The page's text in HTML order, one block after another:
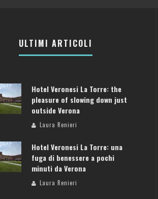
ULTIMI ARTICOLI
Hotel Veronesi La Torre: the
pleasure of slowing down just
outside Verona
Laura Renieri
Hotel Veronesi La Torre: una
fuga di benessere a pochi
minuti da Verona
Laura Renieri